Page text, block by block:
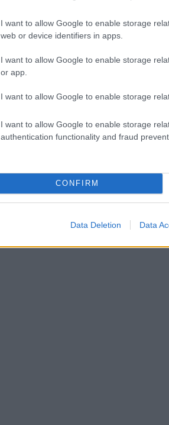
I want to allow Google to enable storage
web or device identifiers in apps.
I want to allow Google to enable storage
or app.
I want to allow Google to enable storage
I want to allow Google to enable storage
authentication functionality and fraud
CONFIRM
Data Deletion Data